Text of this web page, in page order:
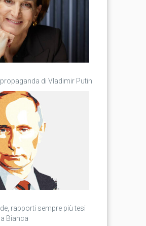
di Vladimir Putin
rapporti sempre più tesi
Bianca